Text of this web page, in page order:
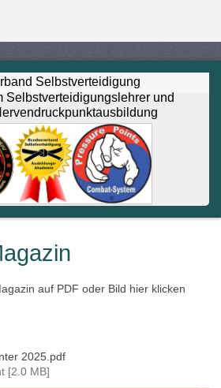
Selbstverteidigung
Selbstverteidigungslehrer und
auf PDF oder Bild hier klicken
2025.pdf
[2.0 MB]